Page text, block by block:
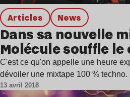
Articles news
Dans sa nouvelle
Molécule souffle
C'est ce qu'on appelle une heure
dévoiler une mixtape 100 %
13 avril 2018